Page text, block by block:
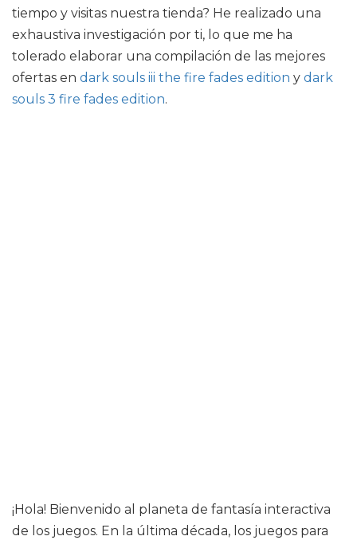
tiempo y visitas nuestra tienda? He realizado una
exhaustiva investigación por ti, lo que me ha
tolerado elaborar una compilación de las mejores
ofertas en dark souls iii the fire fades edition y dark
souls 3 fire fades edition.
¡Hola! Bienvenido al planeta de fantasía interactiva
de los juegos. En la última década, los juegos para